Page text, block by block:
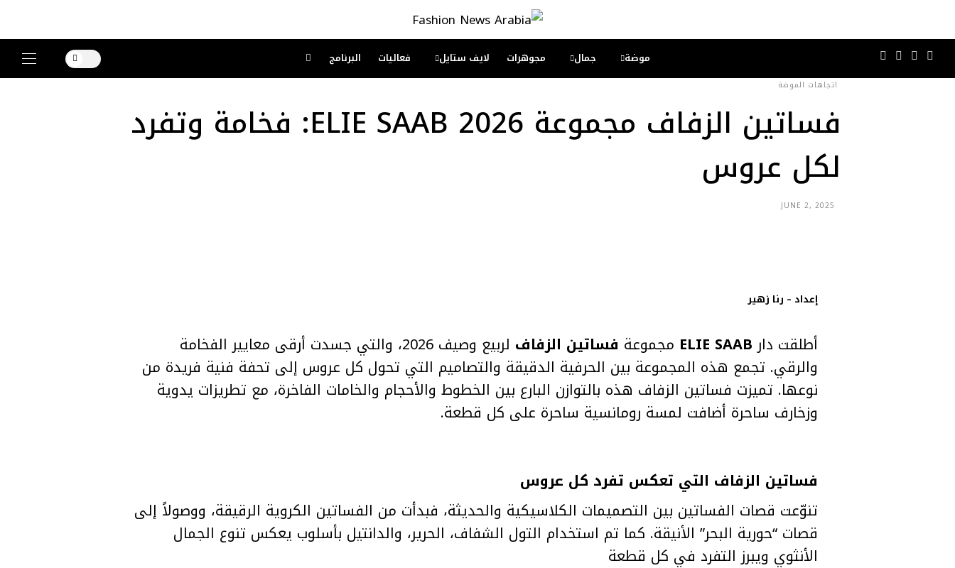
موضة جمال مجوهرات لايف ستايل فعاليات البرنامج
اتجاهات الموضة
فساتين الزفاف مجموعة ELIE SAAB 2026: فخامة وتفرد
لكل عروس
JUNE 2, 2025
إعداد – رنا زهير
أطلقت دارELIE SAAB مجموعة فساتين الزفاف
لربيع وصيف 2026، والتي جسدت أرقى معايير الفخامة
والرقي. تجمع هذه المجموعة بين الحرفية الدقيقة والتصاميم التي تحول كل عروس إلى تحفة فنية فريدة من
نوعها. تميزت فساتين الزفاف هذه بالتوازن البارع بين الخطوط والأحجام والخامات الفاخرة، مع تطريزات يدوية
وزخارف ساحرة أضافت لمسة رومانسية ساحرة على كل قطعة.
فساتين الزفاف التي تعكس تفرد كل عروس
تنوّعت قصات الفساتين بين التصميمات الكلاسيكية والحديثة، فبدأت من الفساتين الكروية الرقيقة، ووصولاً إلى
قصات “حورية البحر” الأنيقة. كما تم استخدام التول الشفاف، الحرير، والدانتيل بأسلوب يعكس تنوع الجمال
الأنثوي ويبرز التفرد في كل قطعة